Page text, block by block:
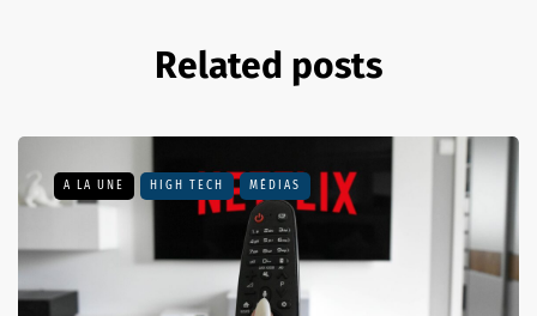
Related posts
A LA UNE HIGH TECH MÉDIAS